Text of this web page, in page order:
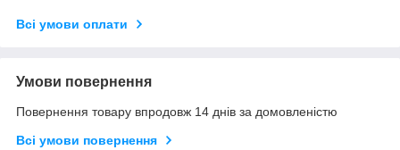
Всі умови оплати
Умови повернення
Повернення товару впродовж 14 днів за домовленістю
Всі умови повернення